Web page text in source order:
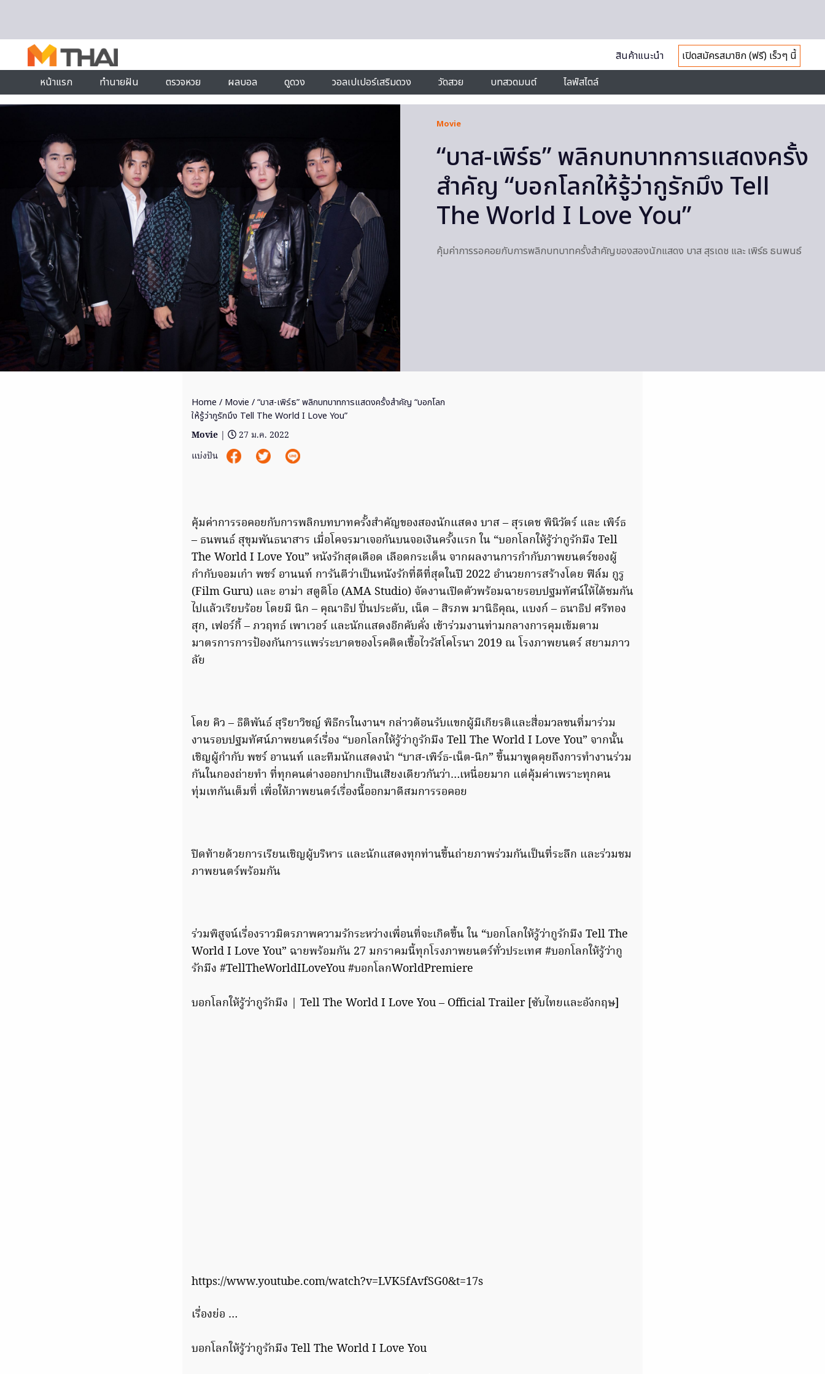
สินค้าแนะนำ
เปิดสมัครสมาชิก (ฟรี) เร็วๆ นี้
หน้าแรก
ทำนายฝัน ตรวจหวย ผลบอล ดูดวง วอลเปเปอร์เสริมดวง วัดสวย บทสวดมนต์ ไลฟ์สไตล์
Movie
“บาส-เพิร์ธ” พลิกบทบาทการแสดงครั้ง
สำคัญ “บอกโลกให้รู้ว่ากูรักมึง Tell
The World I Love You”
คุ้มค่าการรอคอยกับการพลิกบทบาทครั้งสำคัญของสองนักแสดง บาส สุรเดช และ เพิร์ธ ธนพนธ์
Home / Movie / “บาส-เพิร์ธ” พลิกบทบาทการแสดงครั้งสำคัญ “บอกโลก
ให้รู้ว่ากูรักมึง Tell The World I Love You”
Movie |
27 ม.ค. 2022
แบ่งปัน
คุ้มค่าการรอคอยกับการพลิกบทบาทครั้งสำคัญของสองนักแสดง บาส – สุรเดช พินิวัตร์ และ เพิร์ธ
– ธนพนธ์ สุขุมพันธนาสาร เมื่อโคจรมาเจอกันบนจอเงินครั้งแรก ใน “บอกโลกให้รู้ว่ากูรักมึง Tell
The World I Love You” หนังรักสุดเดือด เลือดกระเด็น จากผลงานการกำกับภาพยนตร์ของผู้
กำกับจอมเก๋า พชร์ อานนท์ การันตีว่าเป็นหนังรักที่ดีที่สุดในปี 2022 อำนวยการสร้างโดย ฟิล์ม กูรู
(Film Guru) และ อาม่า สตูดิโอ (AMA Studio) จัดงานเปิดตัวพร้อมฉายรอบปฐมทัศน์ให้ได้ชมกัน
ไปแล้วเรียบร้อย โดยมี นิก – คุณาธิป ปิ่นประดับ, เน็ต – สิรภพ มานิธิคุณ, แบงก์ – ธนาธิป ศรีทอง
สุก, เฟอร์กี้ – ภวฤทธ์ เพาเวอร์ และนักแสดงอีกคับคั่ง เข้าร่วมงานท่ามกลางการคุมเข้มตาม
มาตรการการป้องกันการแพร่ระบาดของโรคติดเชื้อไวรัสโคโรนา 2019 ณ โรงภาพยนตร์ สยามภาว
ลัย
โดย คิว – ธิติพันธ์ สุริยาวิชญ์ พิธีกรในงานฯ กล่าวต้อนรับแขกผู้มีเกียรติและสื่อมวลชนที่มาร่วม
งานรอบปฐมทัศน์ภาพยนตร์เรื่อง “บอกโลกให้รู้ว่ากูรักมึง Tell The World I Love You” จากนั้น
เชิญผู้กำกับ พชร์ อานนท์ และทีมนักแสดงนำ “บาส-เพิร์ธ-เน็ต-นิก” ขึ้นมาพูดคุยถึงการทำงานร่วม
กันในกองถ่ายทำ ที่ทุกคนต่างออกปากเป็นเสียงเดียวกันว่า…เหนื่อยมาก แต่คุ้มค่าเพราะทุกคน
ทุ่มเทกันเต็มที่ เพื่อให้ภาพยนตร์เรื่องนี้ออกมาดีสมการรอคอย
ปิดท้ายด้วยการเรียนเชิญผู้บริหาร และนักแสดงทุกท่านขึ้นถ่ายภาพร่วมกันเป็นที่ระลึก และร่วมชม
ภาพยนตร์พร้อมกัน
ร่วมพิสูจน์เรื่องราวมิตรภาพความรักระหว่างเพื่อนที่จะเกิดขึ้น ใน “บอกโลกให้รู้ว่ากูรักมึง Tell The
World I Love You” ฉายพร้อมกัน 27 มกราคมนี้ทุกโรงภาพยนตร์ทั่วประเทศ #บอกโลกให้รู้ว่ากู
รักมึง #TellTheWorldILoveYou #บอกโลกWorldPremiere
บอกโลกให้รู้ว่ากูรักมึง | Tell The World I Love You – Official Trailer [ซับไทยและอังกฤษ]
https://www.youtube.com/watch?v=LVK5fAvfSG0&t=17s
เรื่องย่อ …
บอกโลกให้รู้ว่ากูรักมึง Tell The World I Love You